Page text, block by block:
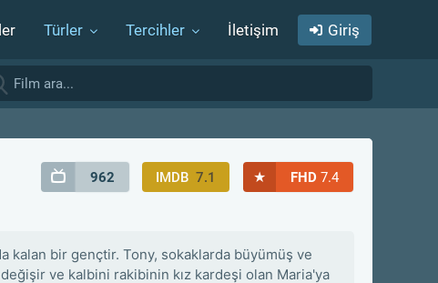
Türler Tercihler İletişim Giriş
962 IMDB 7.1 ★ FHD 7.4
kalan bir gençtir. Tony, sokaklarda büyümüş ve
ve kalbini rakibinin kız kardeşi olan Maria'ya